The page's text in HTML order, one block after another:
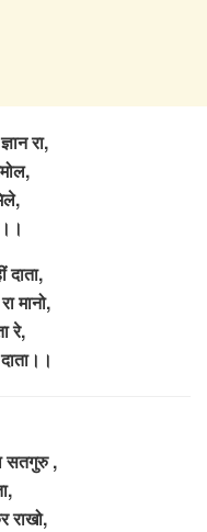
रा,
मानो,
रे,
सतगुरु ,
राखो,